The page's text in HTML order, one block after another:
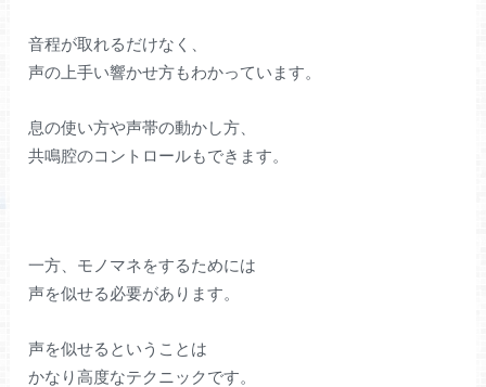
音程が取れるだけなく、
声の上手い響かせ方もわかっています。
息の使い方や声帯の動かし方、
共鳴腔のコントロールもできます。
一方、モノマネをするためには
声を似せる必要があります。
声を似せるということは
かなり高度なテクニックです。